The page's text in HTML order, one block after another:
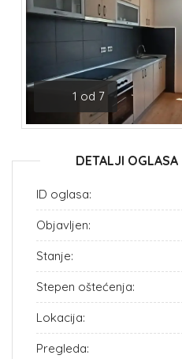
1 od 7
DETALJI OGLASA
ID oglasa:
Objavljen:
Stanje:
Stepen oštećenja:
Lokacija:
Pregleda: